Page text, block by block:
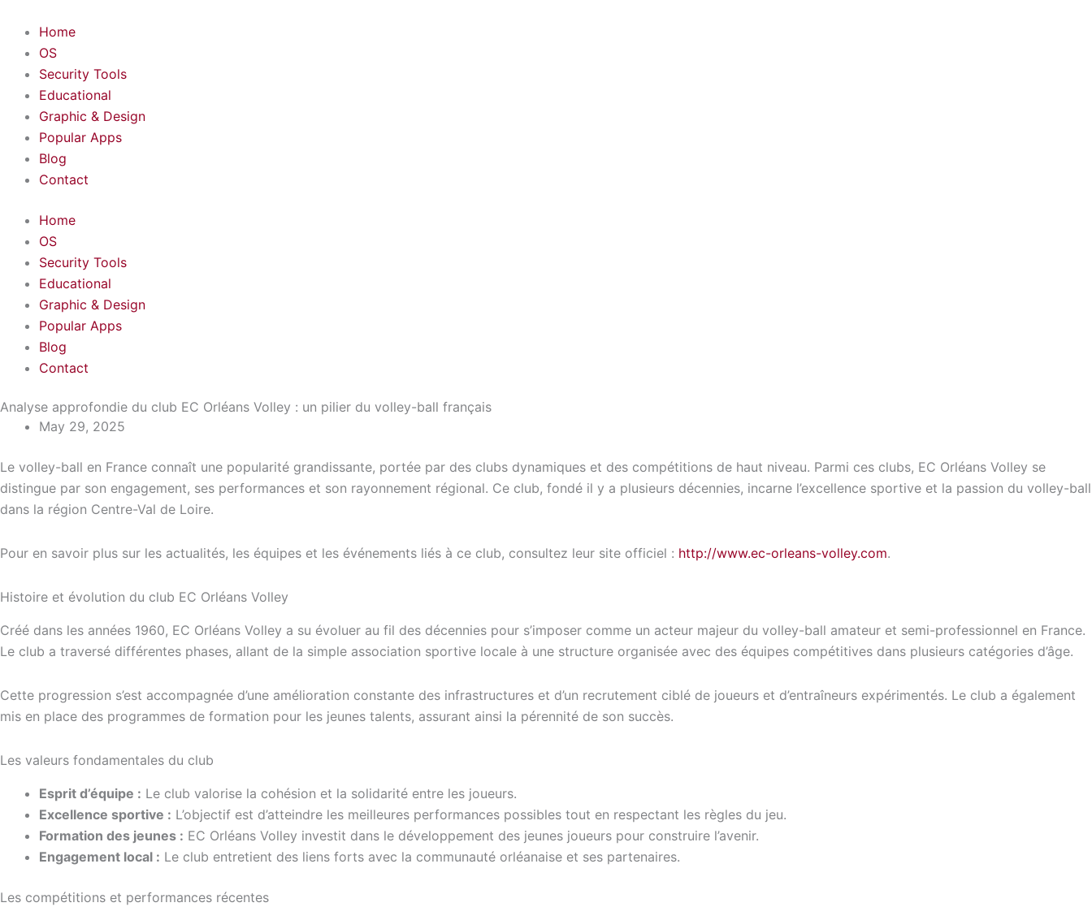
content
Home
OS
Security Tools
Educational
Graphic & Design
Popular Apps
Blog
Contact
Home
OS
Security Tools
Educational
Graphic & Design
Popular Apps
Blog
Contact
Analyse approfondie du club EC Orléans Volley : un pilier du volley-ball français
May 29, 2025
Le volley-ball en France connaît une popularité grandissante, portée par des clubs dynamiques et des compétitions de haut niveau. Parmi ces clubs, EC Orléans Volley se
distingue par son engagement, ses performances et son rayonnement régional. Ce club, fondé il y a plusieurs décennies, incarne l’excellence sportive et la passion du volley-ball
dans la région Centre-Val de Loire.
Pour en savoir plus sur les actualités, les équipes et les événements liés à ce club, consultez leur site officiel : http://www.ec-orleans-volley.com.
Histoire et évolution du club EC Orléans Volley
Créé dans les années 1960, EC Orléans Volley a su évoluer au fil des décennies pour s’imposer comme un acteur majeur du volley-ball amateur et semi-professionnel en France.
Le club a traversé différentes phases, allant de la simple association sportive locale à une structure organisée avec des équipes compétitives dans plusieurs catégories d’âge.
Cette progression s’est accompagnée d’une amélioration constante des infrastructures et d’un recrutement ciblé de joueurs et d’entraîneurs expérimentés. Le club a également
mis en place des programmes de formation pour les jeunes talents, assurant ainsi la pérennité de son succès.
Les valeurs fondamentales du club
Esprit d’équipe : Le club valorise la cohésion et la solidarité entre les joueurs.
Excellence sportive : L’objectif est d’atteindre les meilleures performances possibles tout en respectant les règles du jeu.
Formation des jeunes : EC Orléans Volley investit dans le développement des jeunes joueurs pour construire l’avenir.
Engagement local : Le club entretient des liens forts avec la communauté orléanaise et ses partenaires.
Les compétitions et performances récentes